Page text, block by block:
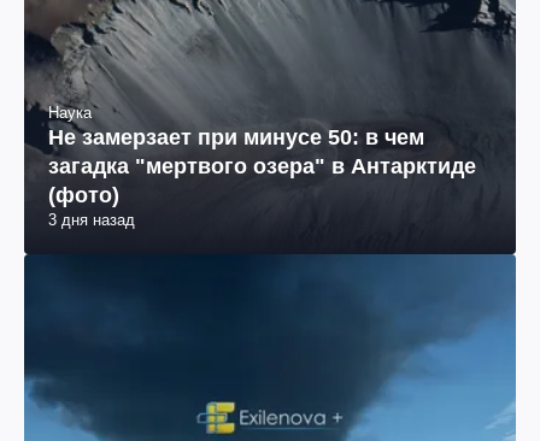
Наука
Не замерзает при минусе 50: в чем
загадка "мертвого озера" в Антарктиде
(фото)
3 дня назад